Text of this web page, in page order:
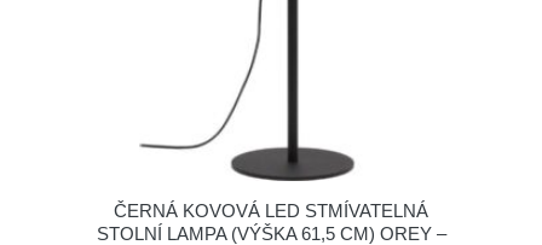
ČERNÁ KOVOVÁ LED STMÍVATELNÁ
STOLNÍ LAMPA (VÝŠKA 61,5 CM) OREY –